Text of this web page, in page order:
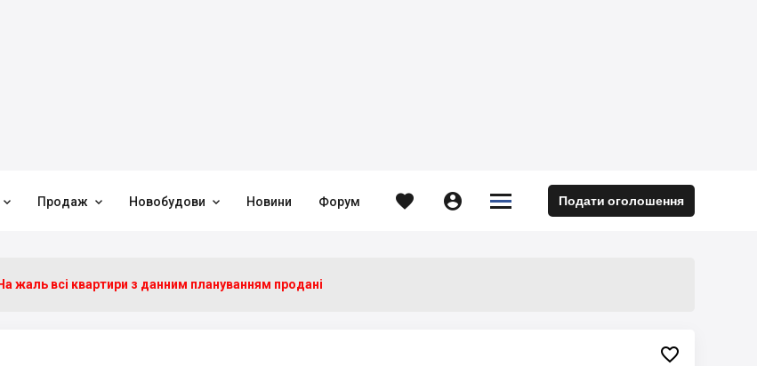
 Продаж  Новобудови  Новини Форум   

 Подати оголошення
На жаль всі квартири з данним плануванням продані
